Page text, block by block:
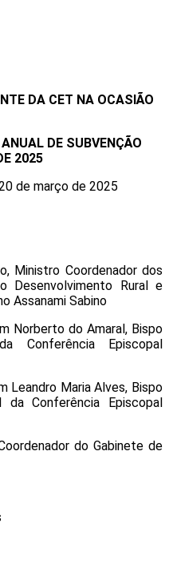
DA CET NA OCASIÃO
DE SUBVENÇÃO
2025
de março de 2025
Ministro Coordenador dos
Desenvolvimento Rural e
Assanami Sabino
Norberto do Amaral, Bispo
Conferência Episcopal
Leandro Maria Alves, Bispo
Conferência Episcopal
do Gabinete de